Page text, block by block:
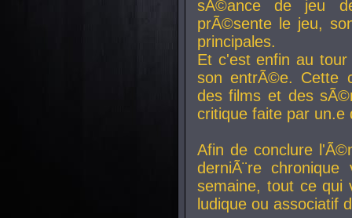
sÃ©ance de jeu
prÃ©sente le jeu,
principales.
Et c'est enfin au
son entrÃ©e. Cette
des films et des
critique faite par
Afin de conclure
derniÃ¨re
semaine, tout ce qui
ludique ou associatif